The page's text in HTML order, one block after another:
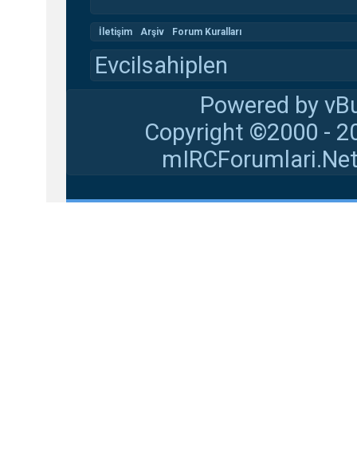
İletişim Arşiv Forum Kuralları
Evcilsahiplen
Powered by
Copyright ©2000 -